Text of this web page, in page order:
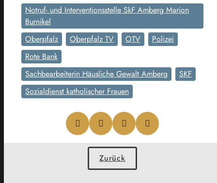
Notruf- und Interventionsstelle SkF Amberg Marion
Burnikel
Oberpfalz
Oberpfalz TV OTV
Polizei
Rote Bank
Sachbearbeiterin Häusliche Gewalt Amberg
SKF
Sozialdienst katholischer Frauen
Zurück